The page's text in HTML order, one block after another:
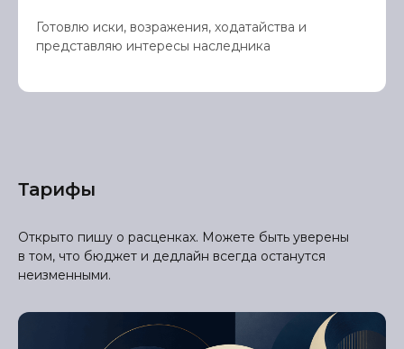
Готовлю иски, возражения, ходатайства и
представляю интересы наследника
Тарифы
Открыто пишу о расценках. Можете быть уверены
в том, что бюджет и дедлайн всегда останутся
неизменными.